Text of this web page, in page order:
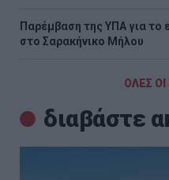
Παρέμβαση της ΥΠΑ για το
στο Σαρακήνικο Μήλου
ΟΛΕΣ ΟΙ
διαβάστε